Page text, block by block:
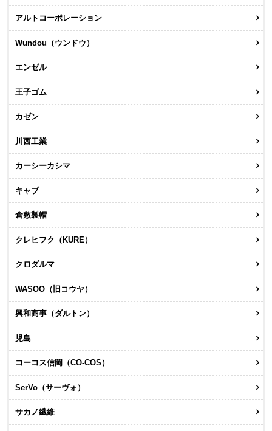
アルトコーポレーション
Wundou（ウンドウ）
エンゼル
王子ゴム
カゼン
川西工業
カーシーカシマ
キャブ
倉敷製帽
クレヒフク（KURE）
クロダルマ
WASOO（旧コウヤ）
興和商事（ダルトン）
児島
コーコス信岡（CO-COS）
SerVo（サーヴォ）
サカノ繊維